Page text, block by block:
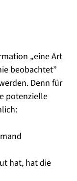
„eine Art
beobachtet”
Denn für
potenzielle
hat, hat die